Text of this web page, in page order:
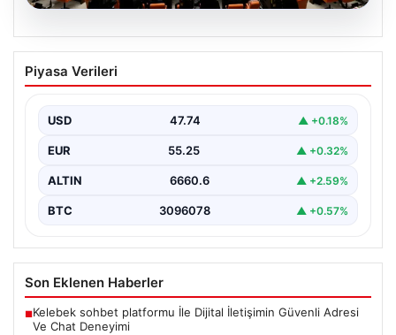
07.08.2026
TBMM’de “Terörsüz Türkiye”
Tartışması: İYİ Parti’nin Araştırma
Türkiye Büyük Millet Meclisi Genel Kurulu'nda, İYİ Parti
Piyasa Verileri
USD 47.74 ▲ +0.18%
EUR 55.25 ▲ +0.32%
ALTIN 6660.6 ▲ +2.59%
BTC 3096078 ▲ +0.57%
Son Eklenen Haberler
■Kelebek sohbet platformu İle Dijital İletişimin Güvenli Adresi
Ve Chat Deneyimi